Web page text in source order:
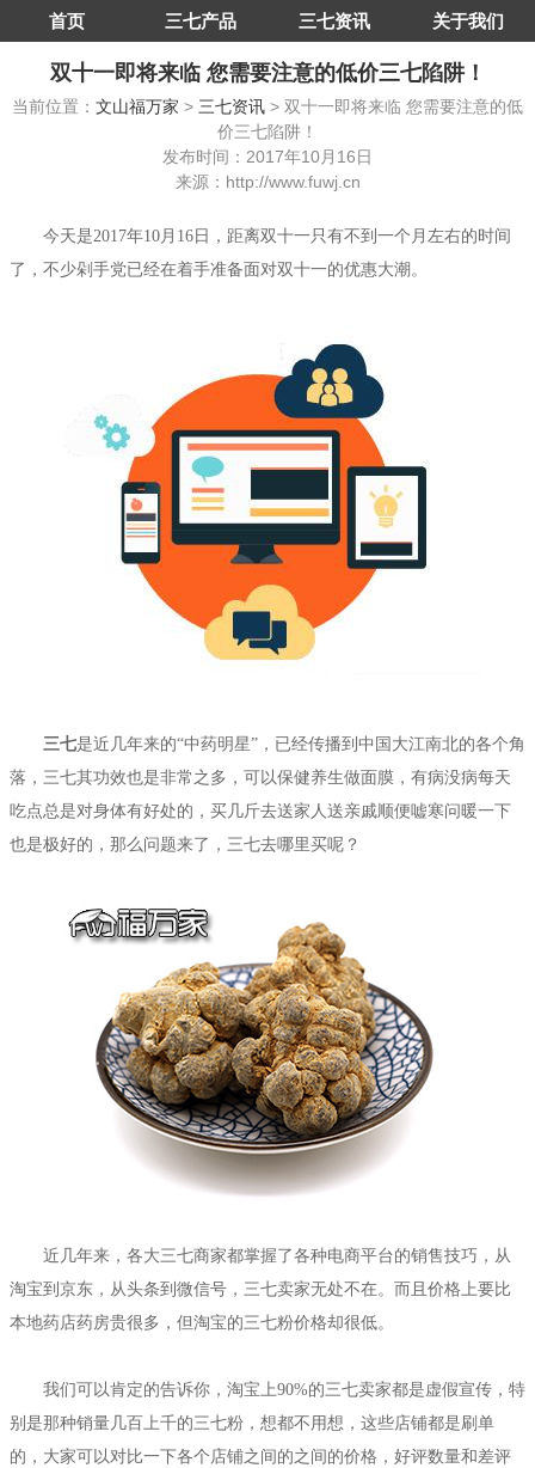
首页 三七产品 三七资讯 关于我们
双十一即将来临 您需要注意的低价三七陷阱！
当前位置： 文山福万家 > 三七资讯 > 双十一即将来临 您需要注意的低
价三七陷阱！
发布时间：2017年10月16日
来源：http://www.fuwj.cn
今天是2017年10月16日，距离双十一只有不到一个月左右的时间
了，不少剁手党已经在着手准备面对双十一的优惠大潮。
三七是近几年来的“中药明星”，已经传播到中国大江南北的各个角
落，三七其功效也是非常之多，可以保健养生做面膜，有病没病每天
吃点总是对身体有好处的，买几斤去送家人送亲戚顺便嘘寒问暖一下
也是极好的，那么问题来了，三七去哪里买呢？
近几年来，各大三七商家都掌握了各种电商平台的销售技巧，从
淘宝到京东，从头条到微信号，三七卖家无处不在。而且价格上要比
本地药店药房贵很多，但淘宝的三七粉价格却很低。
我们可以肯定的告诉你，淘宝上90%的三七卖家都是虚假宣传，特
别是那种销量几百上千的三七粉，想都不用想，这些店铺都是刷单
的，大家可以对比一下各个店铺之间的之间的价格，好评数量和差评